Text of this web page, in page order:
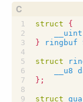
struct
{
__uint
}
ringbuf
struct
__u8
};
struct